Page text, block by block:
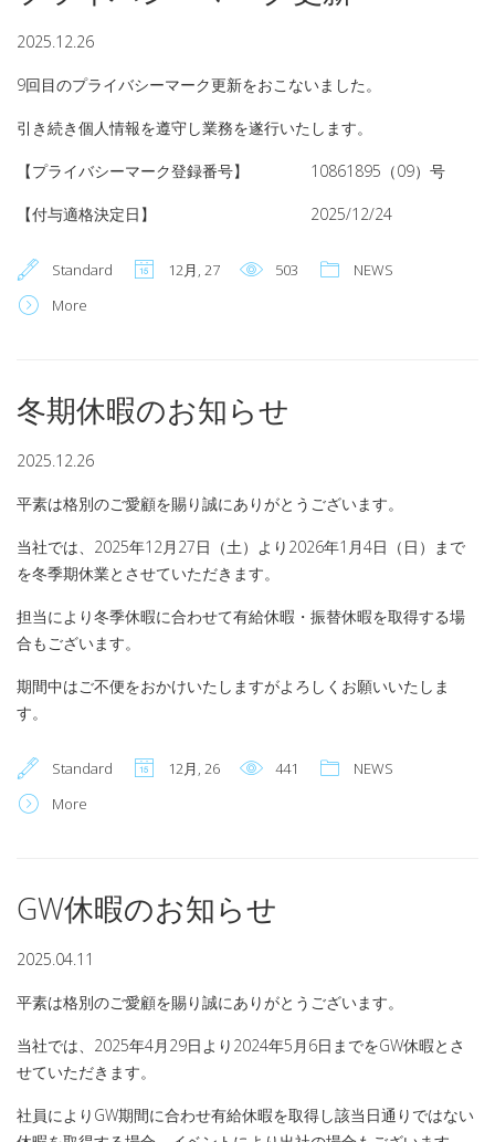
2025.12.26
9回目のプライバシーマーク更新をおこないました。
引き続き個人情報を遵守し業務を遂行いたします。
【プライバシーマーク登録番号】 10861895（09）号
【付与適格決定日】 2025/12/24
Standard 12月, 27 503
NEWS
More
冬期休暇のお知らせ
2025.12.26
平素は格別のご愛顧を賜り誠にありがとうございます。
当社では、2025年12月27日（土）より2026年1月4日（日）まで
を冬季期休業とさせていただきます。
担当により冬季休暇に合わせて有給休暇・振替休暇を取得する場
合もございます。
期間中はご不便をおかけいたしますがよろしくお願いいたしま
す。
Standard 12月, 26 441
NEWS
More
GW休暇のお知らせ
2025.04.11
平素は格別のご愛顧を賜り誠にありがとうございます。
当社では、2025年4月29日より2024年5月6日までをGW休暇とさ
せていただきます。
社員によりGW期間に合わせ有給休暇を取得し該当日通りではない